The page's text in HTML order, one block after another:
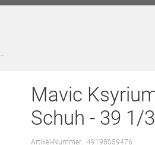
Mavic
Schuh - 39 1/
Artikel-Nummer: 49198059476